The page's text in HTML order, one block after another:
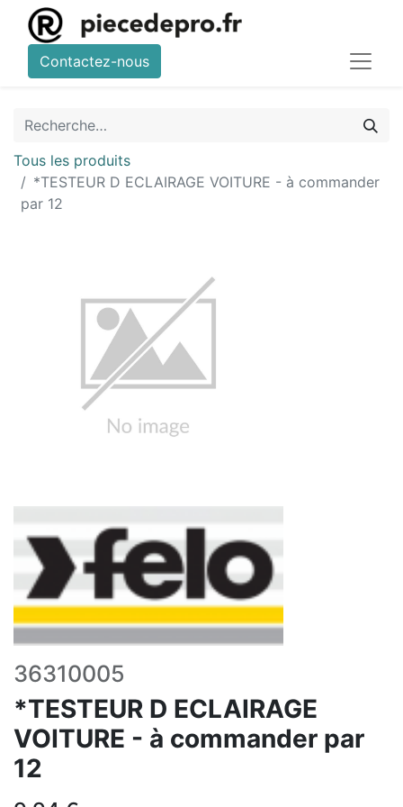
Contactez-nous
Tous les produits
*TESTEUR D ECLAIRAGE VOITURE - à commander
par 12
36310005
*TESTEUR D ECLAIRAGE
VOITURE - à commander par
12